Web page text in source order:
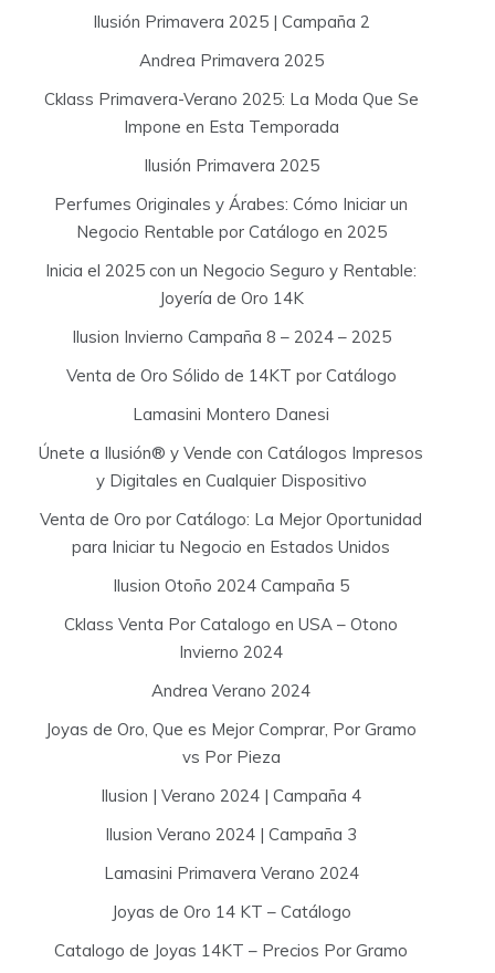
r
:
Ilusión Primavera 2025 | Campaña 2
Andrea Primavera 2025
Cklass Primavera-Verano 2025: La Moda Que Se
Impone en Esta Temporada
Ilusión Primavera 2025
Perfumes Originales y Árabes: Cómo Iniciar un
Negocio Rentable por Catálogo en 2025
Inicia el 2025 con un Negocio Seguro y Rentable:
Joyería de Oro 14K
Ilusion Invierno Campaña 8 – 2024 – 2025
Venta de Oro Sólido de 14KT por Catálogo
Lamasini Montero Danesi
Únete a Ilusión® y Vende con Catálogos Impresos
y Digitales en Cualquier Dispositivo
Venta de Oro por Catálogo: La Mejor Oportunidad
para Iniciar tu Negocio en Estados Unidos
Ilusion Otoño 2024 Campaña 5
Cklass Venta Por Catalogo en USA – Otono
Invierno 2024
Andrea Verano 2024
Joyas de Oro, Que es Mejor Comprar, Por Gramo
vs Por Pieza
Ilusion | Verano 2024 | Campaña 4
Ilusion Verano 2024 | Campaña 3
Lamasini Primavera Verano 2024
Joyas de Oro 14 KT – Catálogo
Catalogo de Joyas 14KT – Precios Por Gramo